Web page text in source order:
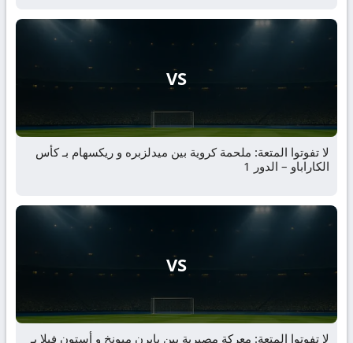
VS
لا تفوتوا المتعة: ملحمة كروية بين ميدلزبره و ريكسهام بـ كأس
الكاراباو – الدور 1
VS
لا تفوتوا المتعة: معركة مصيرية بين بايرن ميونخ و أستون فيلا بـ